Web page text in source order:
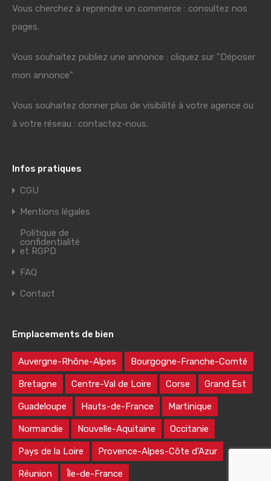
Vous cherchez à reprendre un commerce : consultez nos
pages.
Vous souhaitez publiez une annonce : cliquez sur "Déposer
mon annonce"
Vous souhaitez donner plus de visibilité à votre agence ou
à votre réseau : contactez-nous.
Infos pratiques
CGU
Mentions légales
Politique de
confidentialité
et RGPD
FAQ
Contact
Emplacements de bien
Auvergne-Rhône-Alpes Bourgogne-Franche-Comté
Bretagne Centre-Val de Loire Corse Grand Est
Guadeloupe Hauts-de-France Martinique
Normandie Nouvelle-Aquitaine Occitanie
Pays de la Loire Provence-Alpes-Côte d’Azur
Réunion Île-de-France